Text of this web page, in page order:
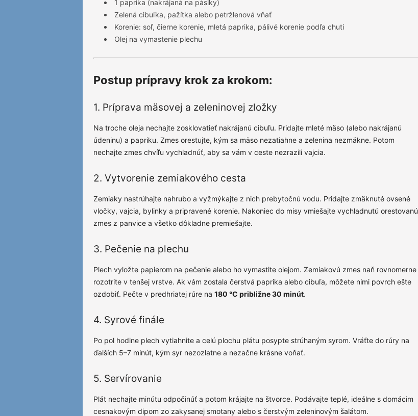
1 paprika (nakrájaná na pásiky)
Zelená cibuľka, pažítka alebo petržlenová vňať
Korenie: soľ, čierne korenie, mletá paprika, pálivé korenie podľa chuti
Olej na vymastenie plechu
Postup prípravy krok za krokom:
1. Príprava mäsovej a zeleninovej zložky
Na troche oleja nechajte zosklovatieť nakrájanú cibuľu. Pridajte mleté mäso (alebo nakrájanú
údeninu) a papriku. Zmes orestujte, kým sa mäso nezatiahne a zelenina nezmäkne. Potom
nechajte zmes chvíľu vychladnúť, aby sa vám v ceste nezrazili vajcia.
2. Vytvorenie zemiakového cesta
Zemiaky nastrúhajte nahrubo a vyžmýkajte z nich prebytočnú vodu. Pridajte zmäknuté ovsené
vločky, vajcia, bylinky a pripravené korenie. Nakoniec do misy vmiešajte vychladnutú orestovanú
zmes z panvice a všetko dôkladne premiešajte.
3. Pečenie na plechu
Plech vyložte papierom na pečenie alebo ho vymastite olejom. Zemiakovú zmes naň rovnomerne
rozotrite v tenšej vrstve. Ak vám zostala čerstvá paprika alebo cibuľa, môžete nimi povrch ešte
ozdobiť. Pečte v predhriatej rúre na 180 °C približne 30 minút.
4. Syrové finále
Po pol hodine plech vytiahnite a celú plochu plátu posypte strúhaným syrom. Vráťte do rúry na
ďalších 5–7 minút, kým syr nezozlatne a nezačne krásne voňať.
5. Servírovanie
Plát nechajte minútu odpočinúť a potom krájajte na štvorce. Podávajte teplé, ideálne s domácim
cesnakovým dipom zo zakysanej smotany alebo s čerstvým zeleninovým šalátom.